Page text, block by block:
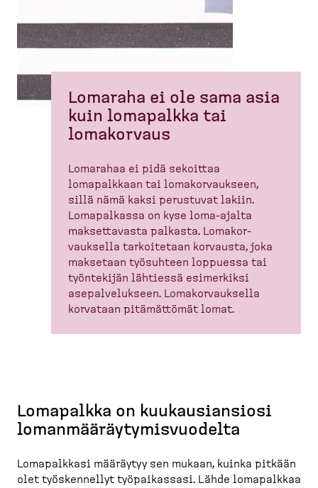
Lomaraha ei ole sama asia
kuin lomapalkka tai
lomakorvaus
Lomarahaa ei pidä sekoittaa
lomapalkkaan tai lomakor­vaukseen,
sillä nämä kaksi perustuvat lakiin.
Lomapalkassa on kyse loma-​ajalta
makset­tavasta palkasta. Lomakor­
vauksella tarkoi­tetaan korvausta, joka
maksetaan työsuhteen loppuessa tai
työntekijän lähtiessä esimerkiksi
asepal­ve­lukseen. Lomakor­vauksella
korvataan pitämättömät lomat.
Lomapalkka on kuukausiansiosi
lomanmääräytymisvuodelta
Lomapalkkasi määräytyy sen mukaan, kuinka pitkään
olet työskennellyt työpaikassasi. Lähde lomapalkkaa